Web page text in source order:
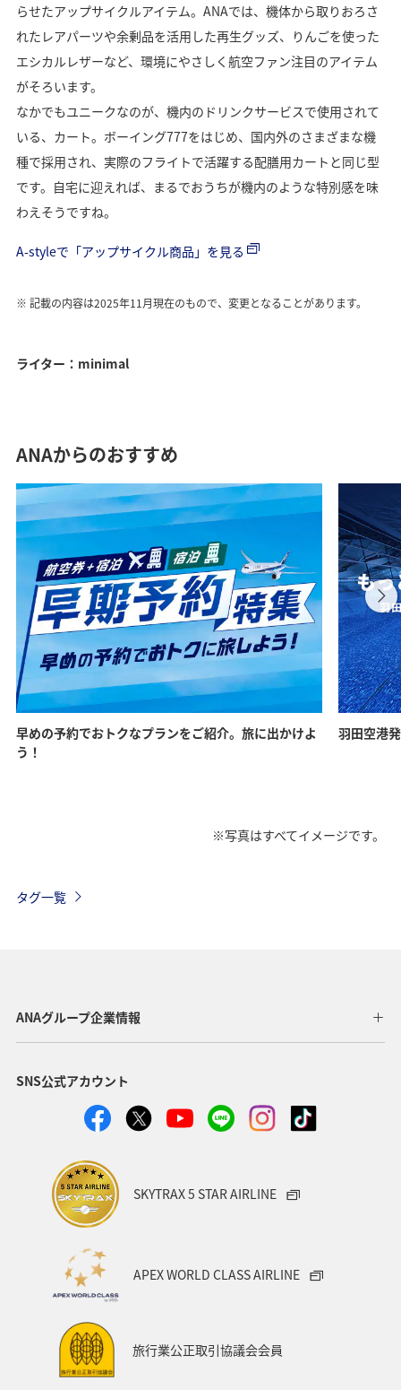
らせたアップサイクルアイテム。ANAでは、機体から取りおろさ
れたレアパーツや余剰品を活用した再生グッズ、りんごを使った
エシカルレザーなど、環境にやさしく航空ファン注目のアイテム
がそろいます。
なかでもユニークなのが、機内のドリンクサービスで使用されて
いる、カート。ボーイング777をはじめ、国内外のさまざまな機
種で採用され、実際のフライトで活躍する配膳用カートと同じ型
です。自宅に迎えれば、まるでおうちが機内のような特別感を味
わえそうですね。
A-styleで「アップサイクル商品」を見る
記載の内容は2025年11月現在のもので、変更となることがあります。
ライター：minimal
ANAからのおすすめ
早めの予約でおトクなプランをご紹介。旅に出かけよ
う！
羽田空港
※写真はすべてイメージです。
タグ一覧
ANAグループ企業情報
SNS公式アカウント
SKYTRAX 5 STAR AIRLINE
APEX WORLD CLASS AIRLINE
旅行業公正取引協議会会員